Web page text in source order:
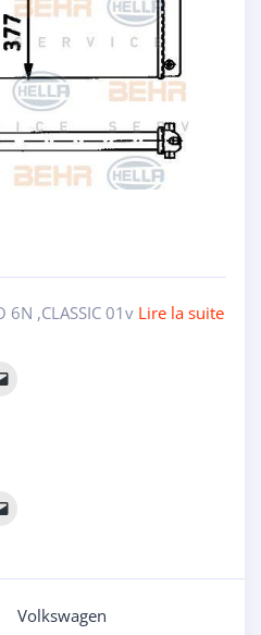
6N ,CLASSIC 01v Lire la suite
Volkswagen